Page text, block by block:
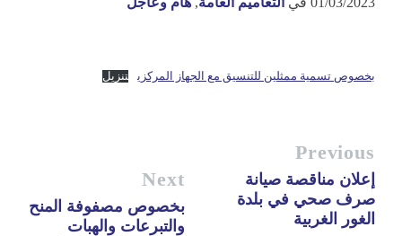
بخصوص تسمية ممثلين للتنسيق مع الجهاز المركزي تنزيل
Previous
إعلان مناقصة صيانة
صرف صحي في بلدة
الغور الغربية
Next
بخصوص مصفوفة المنح
والتبرعات والهبات